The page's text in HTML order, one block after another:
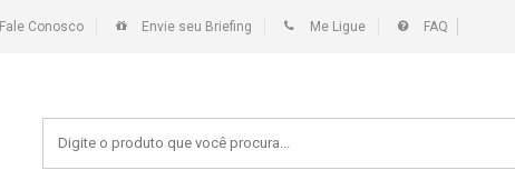
Fale Conosco Envie seu Briefing Me Ligue FAQ